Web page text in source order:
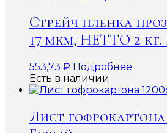
Стрейч пленка
17 мкм, НЕТТО 2
553,73 ₽ Подробнее
Есть в наличии
Лист гофрокартона